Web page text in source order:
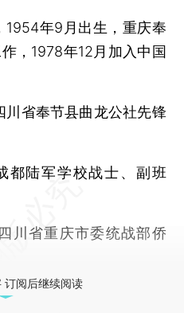
年9月出生，重庆奉
，1978年12月加入中国
省奉节县曲龙公社先锋
陆军学校战士、副班
省重庆市委统战部侨
订阅后继续阅读